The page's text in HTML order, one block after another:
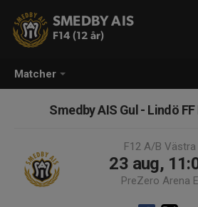
Matcher
SMEDBY AIS
F14 (12 år)
Smedby AIS Gul - Lindö FF
F12 A/B Västra
23 aug,
PreZero Arena E